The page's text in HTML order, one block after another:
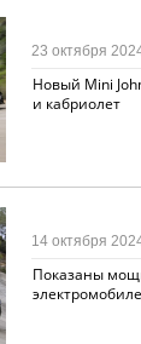
Новый Mini
и кабриолет
23 октября
Показаны
14 октября